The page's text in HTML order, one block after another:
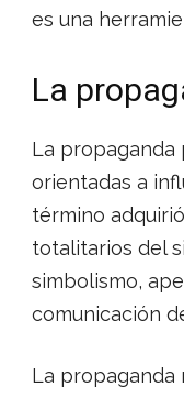
es una
La
La propaganda
orientadas a
término
totalitarios del
simbolismo,
comunicación
La propaganda